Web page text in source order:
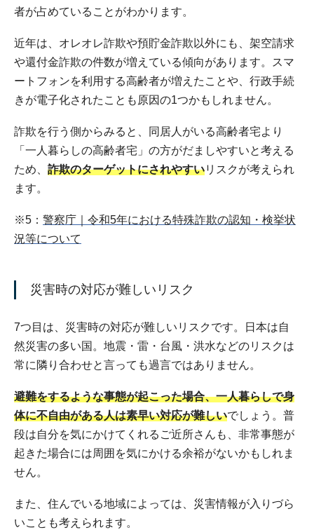
者が占めていることがわかります。
近年は、オレオレ詐欺や預貯金詐欺以外にも、架空請求
や還付金詐欺の件数が増えている傾向があります。スマ
ートフォンを利用する高齢者が増えたことや、行政手続
きが電子化されたことも原因の1つかもしれません。
詐欺を行う側からみると、同居人がいる高齢者宅より
「一人暮らしの高齢者宅」の方がだましやすいと考える
ため、 詐欺のターゲットにされやすいリスクが考えられ
ます。
※5： 警察庁｜令和5年における特殊詐欺の認知・検挙状
況等について
災害時の対応が難しいリスク
7つ目は、災害時の対応が難しいリスクです。日本は自
然災害の多い国。地震・雷・台風・洪水などのリスクは
常に隣り合わせと言っても過言ではありません。
避難をするような事態が起こった場合、一人暮らしで身
体に不自由がある人は素早い対応が難しいでしょう。普
段は自分を気にかけてくれるご近所さんも、非常事態が
起きた場合には周囲を気にかける余裕がないかもしれま
せん。
また、住んでいる地域によっては、災害情報が入りづら
いことも考えられます。